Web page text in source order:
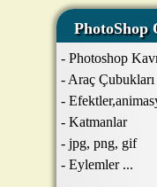
PhotoShop
- Photoshop
- Araç Çubukları
-
- Katmanlar
- jpg, png, gif
- Eylemler ...